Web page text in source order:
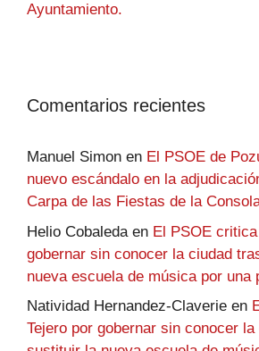
Ayuntamiento.
Comentarios recientes
Manuel Simon en El PSOE de
nuevo escándalo en la
Carpa de las Fiestas de la
Helio Cobaledaen El PSOE
gobernar sin conocer la ciudad
nueva escuela de música por una
Natividad Hernandez-Claverie en
Tejero por gobernar sin conocer